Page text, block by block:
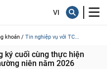
khoán / Tin nghiệp vụ với TC...
ký cuối cùng thực hiện
niên năm 2026